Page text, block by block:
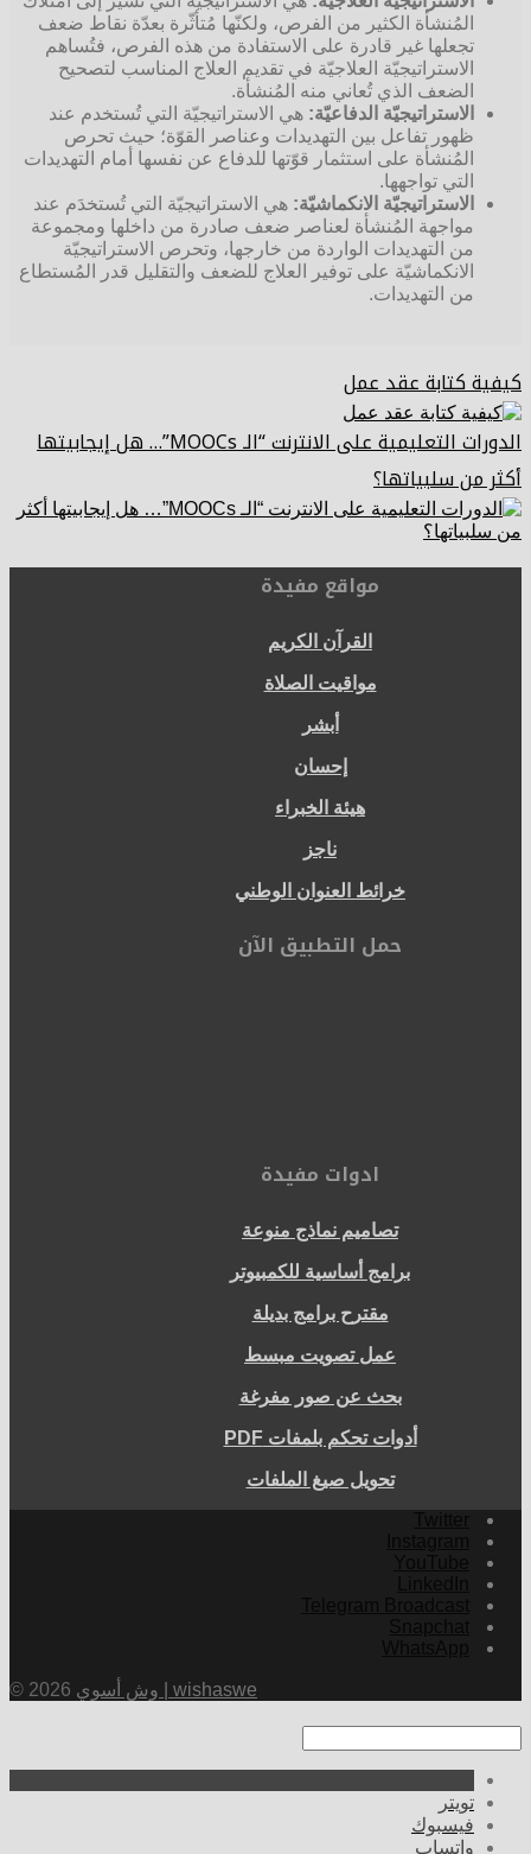
المُنشأة الكثير من الفرص، ولكنّها مُتأثّرة بعدّة نقاط ضعف
تجعلها غير قادرة على الاستفادة من هذه الفرص، فتُساهم
الاستراتيجيّة العلاجيّة في تقديم العلاج المناسب لتصحيح
الضعف الذي تُعاني منه المُنشأة.
الاستراتيجيّة الدفاعيّة: هي الاستراتيجيّة التي تُستخدم عند
ظهور تفاعل بين التهديدات وعناصر القوّة؛ حيث تحرص
المُنشأة على استثمار قوّتها للدفاع عن نفسها أمام التهديدات
التي تواجهها.
الاستراتيجيّة الانكماشيّة: هي الاستراتيجيّة التي تُستخدَم عند
مواجهة المُنشأة لعناصر ضعف صادرة من داخلها ومجموعة
من التهديدات الواردة من خارجها، وتحرص الاستراتيجيّة
الانكماشيّة على توفير العلاج للضعف والتقليل قدر المُستطاع
من التهديدات.
كيفية كتابة عقد عمل
الدورات التعليمية على الانترنت “الـ MOOCs”… هل إيجابيتها
أكثر من سلبياتها؟
مواقع مفيدة
القرآن الكريم
مواقيت الصلاة
أبشر
إحسان
هيئة الخبراء
ناجز
خرائط العنوان الوطني
حمل التطبيق الآن
ادوات مفيدة
تصاميم نماذج منوعة
برامج أساسية للكمبيوتر
مقترح برامج بديلة
عمل تصويت مبسط
بحث عن صور مفرغة
أدوات تحكم بلمفات PDF
تحويل صيغ الملفات
© 2026 وش أسوي | wishaswe
تويتر
فيسبوك
واتساب